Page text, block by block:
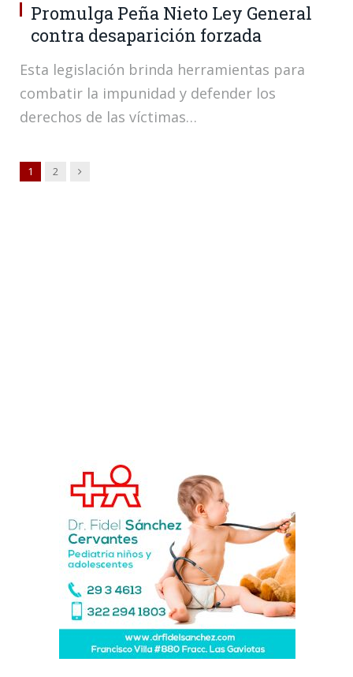
Promulga Peña Nieto Ley General
contra desaparición forzada
Esta legislación brinda herramientas para
combatir la impunidad y defender los
derechos de las víctimas…
1 2 Siguiente